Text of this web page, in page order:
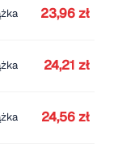
23,96 zł
24,21 zł
24,56 zł